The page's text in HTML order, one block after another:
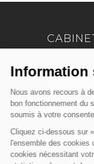
22042
Tél : 02 96